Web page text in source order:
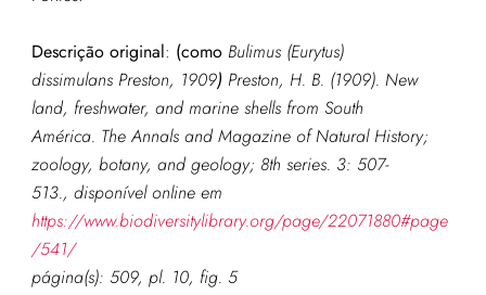
Descrição original: (como Bulimus (Eurytus)
dissimulans Preston, 1909) Preston, H. B. (1909). New
land, freshwater, and marine shells from South
América. The Annals and Magazine of Natural History;
zoology, botany, and geology; 8th series. 3: 507-
513., disponível online em
https://www.biodiversitylibrary.org/page/22071880#page
/541/
página(s): 509, pl. 10, fig. 5